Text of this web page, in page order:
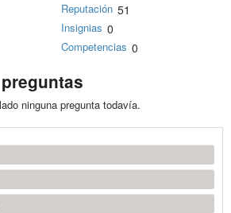
Reputación 51
Insignias 0
Competencias 0
ninguna pregunta todavía.